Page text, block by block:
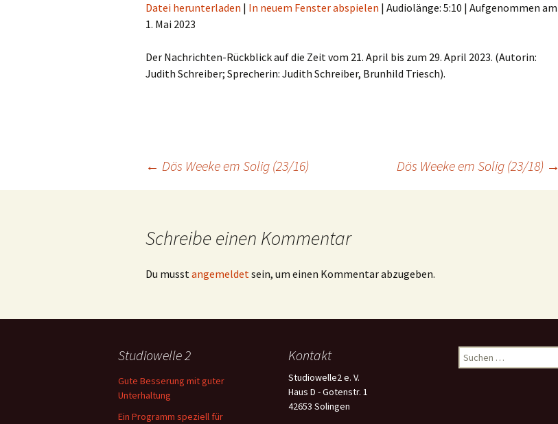
TEILEN
LINK
Datei herunterladen | In neuem Fenster abspielen | Audiolänge: 5:10 | Aufgenommen am
1. Mai 2023
Der Nachrichten-Rückblick auf die Zeit vom 21. April bis zum 29. April 2023. (Autorin:
Judith Schreiber; Sprecherin: Judith Schreiber, Brunhild Triesch).
Beitragsnavigation
← Dös Weeke em Solig (23/16) Dös Weeke em Solig (23/18) →
Schreibe einen Kommentar
Du musstangemeldetsein, um einen Kommentar abzugeben.
Studiowelle 2
Gute Besserung mit guter
Unterhaltung
Ein Programm speziell für
Kontakt
Studiowelle2 e. V.
Haus D - Gotenstr. 1
42653 Solingen
Suchen
nach: